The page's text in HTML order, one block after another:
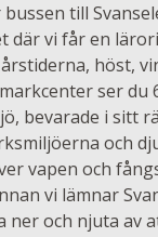
till
där vi får en
höst,
ser du
bevarade i sitt
och
vapen och
vi lämnar
ner och njuta av